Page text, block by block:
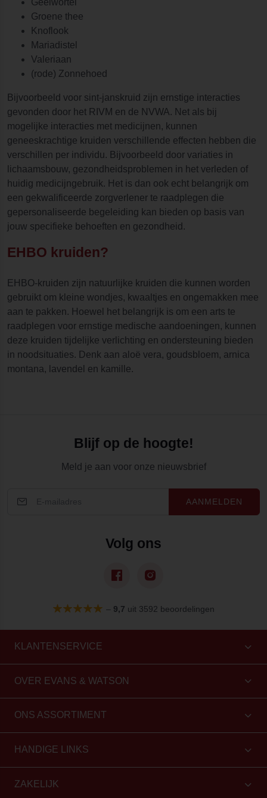
Groene thee
Knoflook
Mariadistel
Valeriaan
(rode) Zonnehoed
Bijvoorbeeld voor sint-janskruid zijn ernstige interacties
gevonden door het RIVM en de NVWA. Net als bij
mogelijke interacties met medicijnen, kunnen
geneeskrachtige kruiden verschillende effecten hebben die
verschillen per individu. Bijvoorbeeld door variaties in
lichaamsbouw, gezondheidsproblemen in het verleden of
huidig medicijngebruik. Het is dan ook echt belangrijk om
een gekwalificeerde zorgverlener te raadplegen die
gepersonaliseerde begeleiding kan bieden op basis van
jouw specifieke behoeften en gezondheid.
EHBO kruiden?
EHBO-kruiden zijn natuurlijke kruiden die kunnen worden
gebruikt om kleine wondjes, kwaaltjes en ongemakken mee
aan te pakken. Hoewel het belangrijk is om een arts te
raadplegen voor ernstige medische aandoeningen, kunnen
deze kruiden tijdelijke verlichting en ondersteuning bieden
in noodsituaties. Denk aan aloë vera, goudsbloem, arnica
montana, lavendel en kamille.
Blijf op de hoogte!
Meld je aan voor onze nieuwsbrief
AANMELDEN
Volg ons
– 9,7 uit 3592 beoordelingen
KLANTENSERVICE
OVER EVANS & WATSON
ONS ASSORTIMENT
HANDIGE LINKS
ZAKELIJK